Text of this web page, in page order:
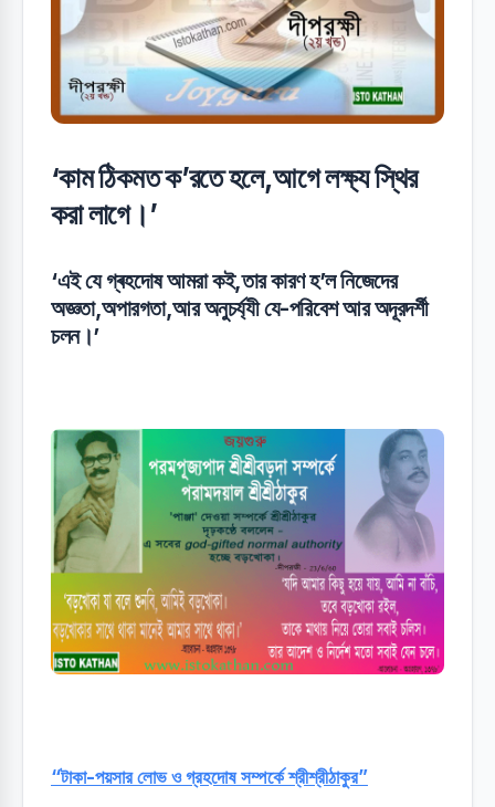
‘কাম ঠিকমত ক’রতে হলে,আগে লক্ষ‍্য স্থির
করা লাগে।’
‘এই যে গ্ৰহদোষ আমরা কই,তার কারণ হ’ল নিজেদের
অজ্ঞতা,অপারগতা,আর অনুচর্য্যী যে-পরিবেশ আর অদূরদর্শী
চলন।’
“টাকা-পয়সার লোভ ও গ্রহদোষ সম্পর্কে শ্রীশ্রীঠাকুর”